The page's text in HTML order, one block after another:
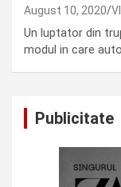
August 10, 2020
Un luptator din
modul in care
Publicitate